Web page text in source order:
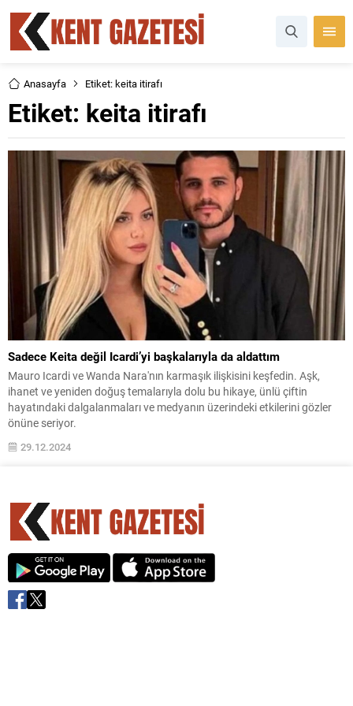
Anasayfa Etiket: keita itirafı
Etiket: keita itirafı
Sadece Keita değil Icardi’yi başkalarıyla da aldattım
Mauro Icardi ve Wanda Nara'nın karmaşık ilişkisini keşfedin. Aşk,
ihanet ve yeniden doğuş temalarıyla dolu bu hikaye, ünlü çiftin
hayatındaki dalgalanmaları ve medyanın üzerindeki etkilerini gözler
önüne seriyor.
29.12.2024